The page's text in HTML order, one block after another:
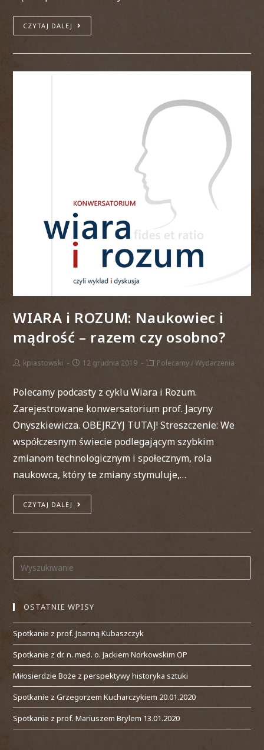
CZYTAJ DALEJ
WIARA i ROZUM: Naukowiec i
mądrość – razem czy osobno?
kpiastowski 12 grudnia 2019 Polecamy / Wydarzenia
Polecamy podcasty z cyklu Wiara i Rozum.
Zarejestrowane konwersatorium prof. Jacyny
Onyszkiewicza. OBEJRZYJ TUTAJ! Streszczenie: We
współczesnym świecie podlegającym szybkim
zmianom technologicznym i społecznym, rola
naukowca, który te zmiany stymuluje,…
CZYTAJ DALEJ
OSTATNIE WPISY
Spotkanie z prof. Joanną Kubaszczyk
Spotkanie z dr. n. med. o. Jackiem Norkowskim OP
Miłosierdzie Boże z perspektywy historyka sztuki
Spotkanie z Grzegorzem Kucharczykiem 20.01.2020
Spotkanie z prof. Mariuszem Brylem 13.01.2020